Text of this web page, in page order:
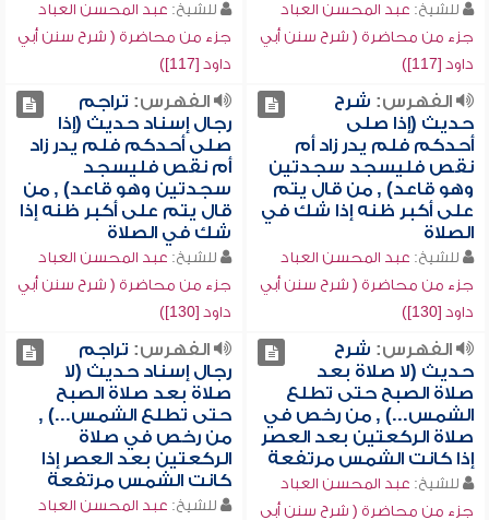
للشيخ: عبد المحسن العباد
جزء من محاضرة ( شرح سنن أبي
داود [117])
للشيخ: عبد المحسن العباد
جزء من محاضرة ( شرح سنن أبي
داود [117])
الفهرس: شرح
حديث (إذا صلى
أحدكم فلم يدر زاد أم
نقص فليسجد سجدتين
وهو قاعد) , من قال يتم
على أكبر ظنه إذا شك في
الصلاة
للشيخ: عبد المحسن العباد
جزء من محاضرة ( شرح سنن أبي
داود [130])
الفهرس: تراجم
رجال إسناد حديث (إذا
صلى أحدكم فلم يدر زاد
أم نقص فليسجد
سجدتين وهو قاعد) , من
قال يتم على أكبر ظنه إذا
شك في الصلاة
للشيخ: عبد المحسن العباد
جزء من محاضرة ( شرح سنن أبي
داود [130])
الفهرس: شرح
حديث (لا صلاة بعد
صلاة الصبح حتى تطلع
الشمس...) , من رخص في
صلاة الركعتين بعد العصر
إذا كانت الشمس مرتفعة
للشيخ: عبد المحسن العباد
جزء من محاضرة ( شرح سنن أبي
الفهرس: تراجم
رجال إسناد حديث (لا
صلاة بعد صلاة الصبح
حتى تطلع الشمس...) ,
من رخص في صلاة
الركعتين بعد العصر إذا
كانت الشمس مرتفعة
للشيخ: عبد المحسن العباد